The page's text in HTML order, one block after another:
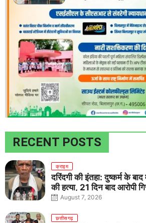
RECENT POSTS
क्राइम
दरिंदगी की इंतहा: दुष्कर्म के
की हत्या, 21 दिन बाद आरोपी
August 7, 2026
छत्तीसगढ़